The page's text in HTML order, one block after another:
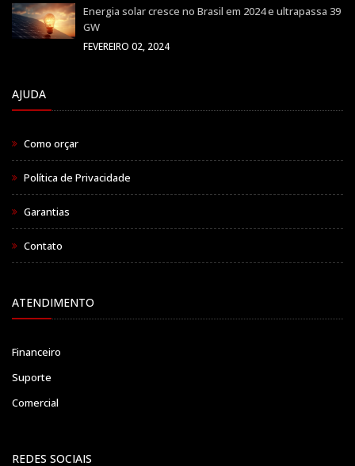
Energia solar cresce no Brasil em 2024 e ultrapassa 39
GW
FEVEREIRO 02, 2024
AJUDA
Como orçar
Política de Privacidade
Garantias
Contato
ATENDIMENTO
Financeiro
Suporte
Comercial
REDES SOCIAIS